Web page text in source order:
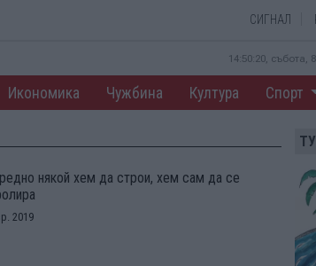
СИГНАЛ
14:50:21, събота,
Икономика Чужбина Култура Спорт
някой хем да строи, хем сам да се
2019